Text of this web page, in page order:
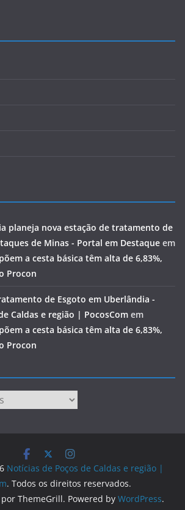
planeja nova estação de tratamento de
de Minas - Portal em Destaque em
a cesta básica têm alta de 6,83%,
Procon
de Esgoto em Uberlândia -
Caldas e região | PocosCom em
a cesta básica têm alta de 6,83%,
Procon
Notícias de Poços de Caldas e região |
. Todos os direitos reservados.
por ThemeGrill. Powered by WordPress.